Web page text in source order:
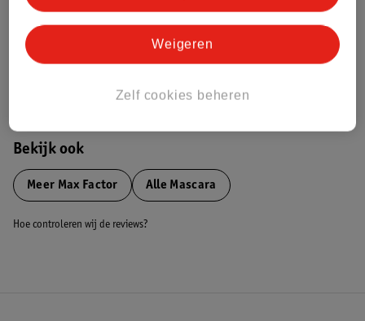
Meer informatie
Bestel & Bezorginformatie
Bekijk ook
Meer Max Factor Alle Mascara
Hoe controleren wij de reviews?
Zelf cookies beheren
Weigeren